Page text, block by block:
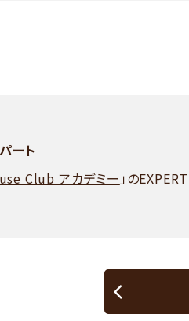
ート
Club アカデミー」の